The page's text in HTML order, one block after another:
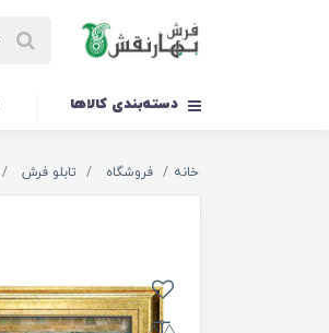
دسته‌بندی کالاها
خانه فروشگاه تابلو فرش